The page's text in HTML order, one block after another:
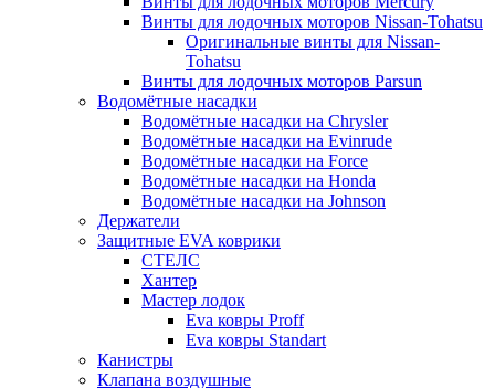
Винты для лодочных моторов Nissan-Tohatsu
Оригинальные винты для Nissan-
Tohatsu
Винты для лодочных моторов Parsun
Водомётные насадки
Водомётные насадки на Chrysler
Водомётные насадки на Evinrude
Водомётные насадки на Force
Водомётные насадки на Honda
Водомётные насадки на Johnson
Держатели
Защитные EVA коврики
СТЕЛС
Хантер
Мастер лодок
Eva ковры Proff
Eva ковры Standart
Канистры
Клапана воздушные